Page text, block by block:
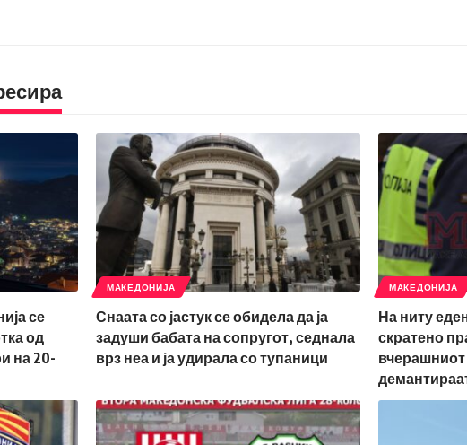
се
од
на 20-
МАКЕДОНИЈА
Снаата со јастук се обидела да ја
задуши бабата на сопругот, седнала
врз неа и ја удирала со тупаници
МАКЕДОНИЈА
На ниту
скратено